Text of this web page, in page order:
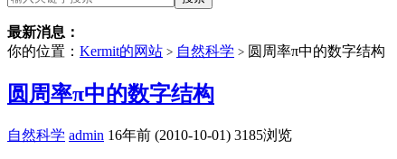
最新消息：
你的位置： Kermit的网站 > 自然科学 > 圆周率π中的数字结构
圆周率π中的数字结构
自然科学 admin 16年前 (2010-10-01) 3185浏览